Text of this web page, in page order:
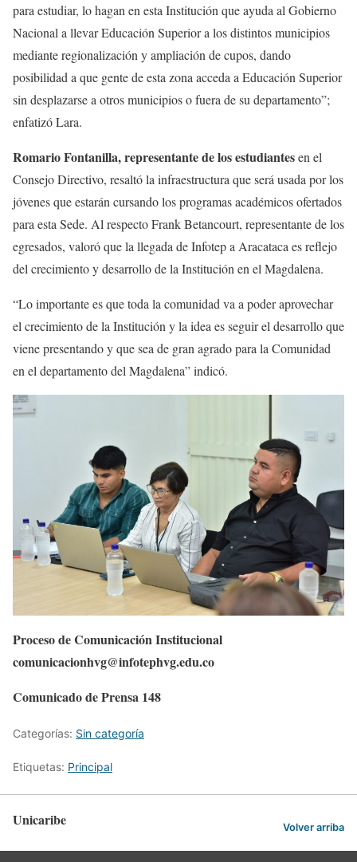
para estudiar, lo hagan en esta Institución que ayuda al Gobierno
Nacional a llevar Educación Superior a los distintos municipios
mediante regionalización y ampliación de cupos, dando
posibilidad a que gente de esta zona acceda a Educación Superior
sin desplazarse a otros municipios o fuera de su departamento”;
enfatizó Lara.
Romario Fontanilla, representante de los estudiantesen el
Consejo Directivo, resaltó la infraestructura que será usada por los
jóvenes que estarán cursando los programas académicos ofertados
para esta Sede. Al respecto Frank Betancourt, representante de los
egresados, valoró que la llegada de Infotep a Aracataca es reflejo
del crecimiento y desarrollo de la Institución en el Magdalena.
“Lo importante es que toda la comunidad va a poder aprovechar
el crecimiento de la Institución y la idea es seguir el desarrollo que
viene presentando y que sea de gran agrado para la Comunidad
en el departamento del Magdalena” indicó.
Proceso de Comunicación Institucional
comunicacionhvg@infotephvg.edu.co
Comunicado de Prensa 148
Categorías: Sin categoría
Etiquetas: Principal
Unicaribe Volver arriba